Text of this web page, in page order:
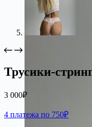
Трусики-
3 000₽
4 платежа по 750₽